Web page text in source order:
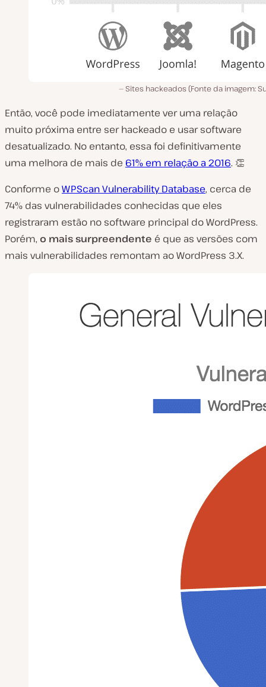
Sites hackeados (Fonte da imagem:
Então, você pode imediatamente ver uma relação
muito próxima entre ser hackeado e usar software
desatualizado. No entanto, essa foi definitivamente
uma melhora de mais de 61% em relação a 2016. 👏
Conforme oWPScan Vulnerability Database, cerca de
74% das vulnerabilidades conhecidas que eles
registraram estão no software principal do WordPress.
Porém, o mais surpreendente é que as versões com
mais vulnerabilidades remontam ao WordPress 3.X.